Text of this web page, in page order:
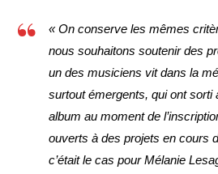
« On conserve les mêmes
nous souhaitons soutenir des
un des musiciens vit dans la
surtout émergents, qui ont sorti
album au moment de
ouverts à des projets en cours
c’était le cas pour Mélanie